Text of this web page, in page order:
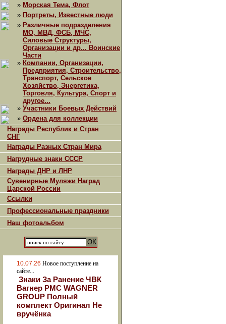
» Морская Тема, Флот
» Портреты, Известные люди
» Различные подразделения
МО, МВД, ФСБ, МЧС,
Силовые Структуры,
Организации и др... Воинские
Части
» Компании, Организации,
Предприятия, Строительство,
Транспорт, Сельское
Хозяйство, Энергетика,
Торговля, Культура, Спорт и
другое...
» Участники Боевых Действий
» Ордена для коллекции
Награды Республик и Стран
СНГ
Награды Разных Стран Мира
Нагрудные знаки СССР
Награды ДНР и ЛНР
Сувенирные Муляжи Наград
Царской России
Ссылки
Профессиональные праздники
Наш фотоальбом
10.07.26 Новое поступление на
сайте...
Знаки За Ранение ЧВК
Вагнер РМС WAGNER
GROUP Полный
комплект Оригинал Не
вручёнка